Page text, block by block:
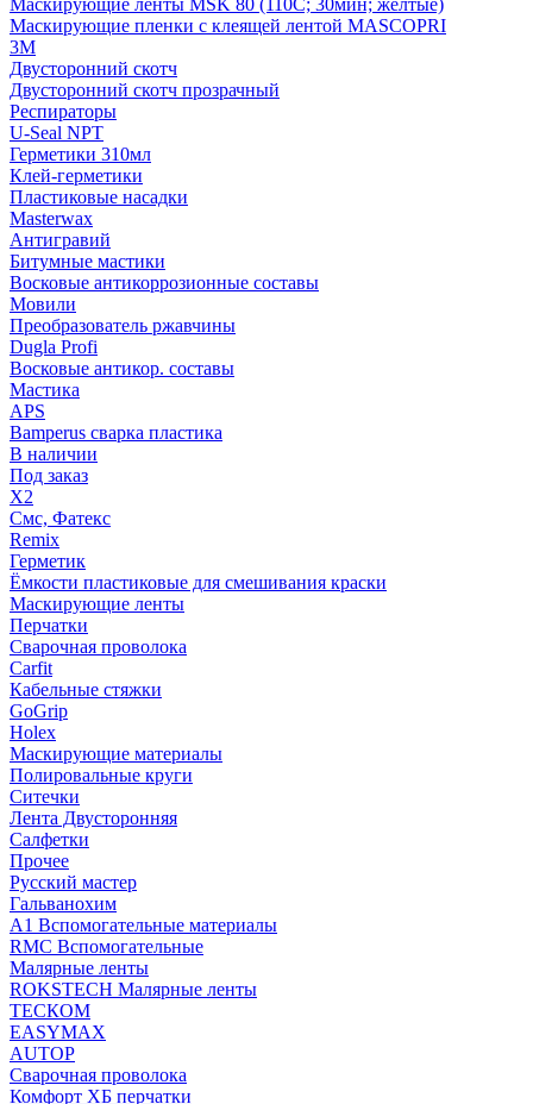
Маскирующие ленты MSK 80 (110С; 30мин; желтые)
Маскирующие пленки с клеящей лентой MASCOPRI
3M
Двусторонний скотч
Двусторонний скотч прозрачный
Респираторы
U-Seal NPT
Герметики 310мл
Клей-герметики
Пластиковые насадки
Masterwax
Антигравий
Битумные мастики
Восковые антикоррозионные составы
Мовили
Преобразователь ржавчины
Dugla Profi
Восковые антикор. составы
Мастика
APS
Bamperus сварка пластика
В наличии
Под заказ
X2
Смс, Фатекс
Remix
Герметик
Ёмкости пластиковые для смешивания краски
Маскирующие ленты
Перчатки
Сварочная проволока
Carfit
Кабельные стяжки
GoGrip
Holex
Маскирующие материалы
Полировальные круги
Ситечки
Лента Двусторонняя
Салфетки
Прочее
Русский мастер
Гальванохим
А1 Вспомогательные материалы
RMC Вспомогательные
Малярные ленты
ROKSTECH Малярные ленты
ТЕСКОМ
EASYMAX
AUTOP
Сварочная проволока
Комфорт ХБ перчатки